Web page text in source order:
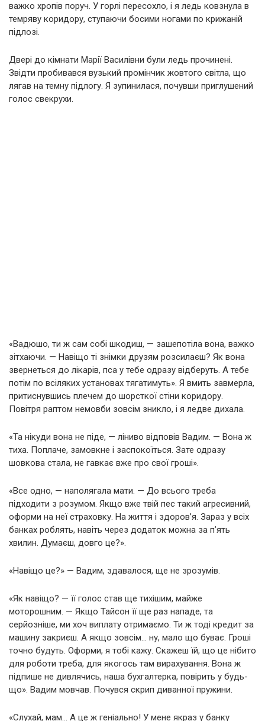
важко хропів поруч. У горлі пересохло, і я ледь ковзнула в
темряву коридору, ступаючи босими ногами по крижаній
підлозі.
Двері до кімнати Марії Василівни були ледь прочинені.
Звідти пробивався вузький промінчик жовтого світла, що
лягав на темну підлогу. Я зупинилася, почувши приглушений
голос свекрухи.
«Вадюшо, ти ж сам собі шкодиш, — зашепотіла вона, важко
зітхаючи. — Навіщо ті знімки друзям розсилаєш? Як вона
звернеться до лікарів, пса у тебе одразу відберуть. А тебе
потім по всіляких установах тягатимуть». Я вмить завмерла,
притиснувшись плечем до шорсткої стіни коридору.
Повітря раптом немовби зовсім зникло, і я ледве дихала.
«Та нікуди вона не піде, — ліниво відповів Вадим. — Вона ж
тиха. Поплаче, замовкне і заспокоїться. Зате одразу
шовкова стала, не гавкає вже про свої гроші».
«Все одно, — наполягала мати. — До всього треба
підходити з розумом. Якщо вже твій пес такий агресивний,
оформи на неї страховку. На життя і здоров’я. Зараз у всіх
банках роблять, навіть через додаток можна за п’ять
хвилин. Думаєш, довго це?».
«Навіщо це?» — Вадим, здавалося, ще не зрозумів.
«Як навіщо? — її голос став ще тихішим, майже
моторошним. — Якщо Тайсон її ще раз нападе, та
серйозніше, ми хоч виплату отримаємо. Ти ж тоді кредит за
машину закриєш. А якщо зовсім… ну, мало що буває. Гроші
точно будуть. Оформи, я тобі кажу. Скажеш їй, що це нібито
для роботи треба, для якогось там вирахування. Вона ж
підпише не дивлячись, наша бухгалтерка, повірить у будь-
що». Вадим мовчав. Почувся скрип диванної пружини.
«Слухай, мам… А це ж геніально! У мене якраз у банку